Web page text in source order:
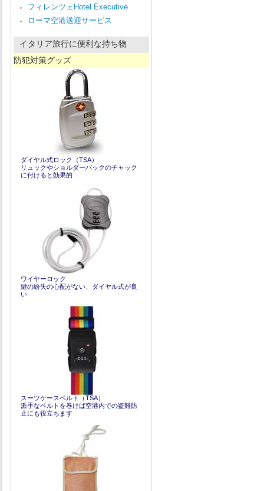
フィレンツェHotel Executive
ローマ空港送迎サービス
イタリア旅行に便利な持ち物
防犯対策グッズ
ダイヤル式ロック（TSA）
リュックやショルダーバックのチャック
に付けると効果的
ワイヤーロック
鍵の紛失の心配がない、ダイヤル式が良
い
スーツケースベルト（TSA）
派手なベルトを巻けば空港内での盗難防
止にも役立ちます